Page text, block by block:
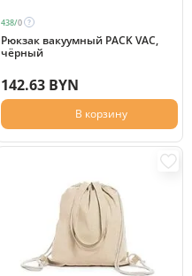
438/0
Рюкзак вакуумный PACK VAC,
чёрный
142.63 BYN
В корзину